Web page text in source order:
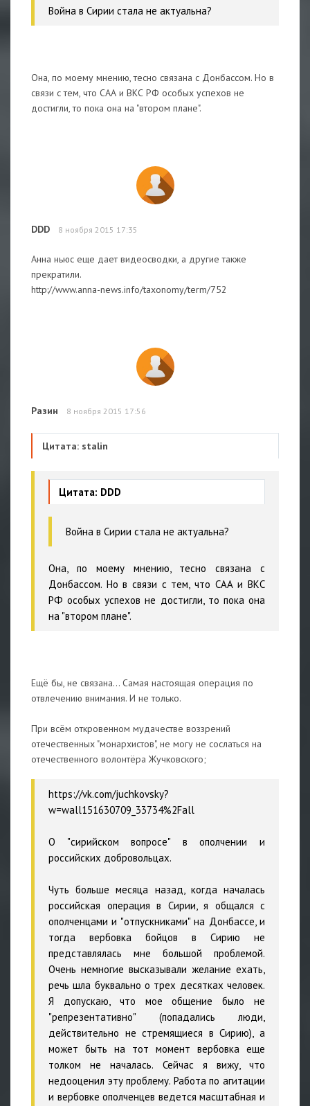
Война в Сирии стала не актуальна?
Она, по моему мнению, тесно связана с Донбассом. Но в
связи с тем, что САА и ВКС РФ особых успехов не
достигли, то пока она на "втором плане".
DDD 8 ноября 2015 17:35
Анна ньюс еще дает видеосводки, а другие также
прекратили.
http://www.anna-news.info/taxonomy/term/752
Разин 8 ноября 2015 17:56
Цитата: stalin
Цитата: DDD
Война в Сирии стала не актуальна?
Она, по моему мнению, тесно связана с
Донбассом. Но в связи с тем, что САА и ВКС
РФ особых успехов не достигли, то пока она
на "втором плане".
Ещё бы, не связана... Самая настоящая операция по
отвлечению внимания. И не только.
При всём откровенном мудачестве воззрений
отечественных "монархистов", не могу не сослаться на
отечественного волонтёра Жучковского;
https://vk.com/juchkovsky?
w=wall151630709_33734%2Fall
О "сирийском вопросе" в ополчении и
российских добровольцах.
Чуть больше месяца назад, когда началась
российская операция в Сирии, я общался с
ополченцами и "отпускниками" на Донбассе, и
тогда вербовка бойцов в Сирию не
представлялась мне большой проблемой.
Очень немногие высказывали желание ехать,
речь шла буквально о трех десятках человек.
Я допускаю, что мое общение было не
"репрезентативно" (попадались люди,
действительно не стремящиеся в Сирию), а
может быть на тот момент вербовка еще
толком не началась. Сейчас я вижу, что
недооценил эту проблему. Работа по агитации
и вербовке ополченцев ведется масштабная и